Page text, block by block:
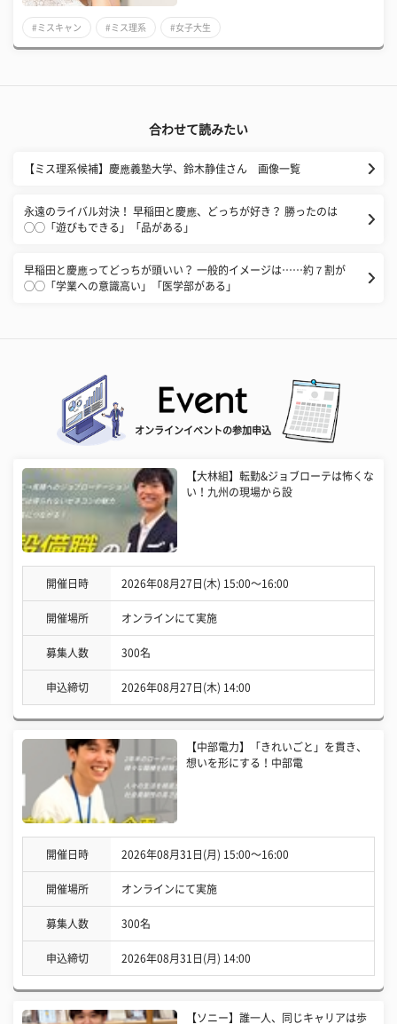
#ミスキャン #ミス理系 #女子大生
合わせて読みたい
【ミス理系候補】慶應義塾大学、鈴木静佳さん 画像一覧
永遠のライバル対決！ 早稲田と慶應、どっちが好き？ 勝ったのは
◯◯「遊びもできる」「品がある」
早稲田と慶應ってどっちが頭いい？ 一般的イメージは……約７割が
◯◯「学業への意識高い」「医学部がある」
オンラインイベントの参加申込
【大林組】転勤&ジョブローテは怖くな
い！九州の現場から設
開催日時 2026年08月27日(木) 15:00〜16:00
開催場所 オンラインにて実施
募集人数 300名
申込締切 2026年08月27日(木) 14:00
【中部電力】「きれいごと」を貫き、
想いを形にする！中部電
開催日時 2026年08月31日(月) 15:00〜16:00
開催場所 オンラインにて実施
募集人数 300名
申込締切 2026年08月31日(月) 14:00
【ソニー】誰一人、同じキャリアは歩